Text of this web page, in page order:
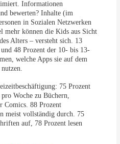
Informationen
bewerten? Inhalte (im
in Sozialen Netzwerken
mehr können die Kids aus Sicht
Alters – versteht sich. 13
48 Prozent der 10- bis 13-
welche Apps sie auf dem
75 Prozent
Woche zu Büchern,
Comics. 88 Prozent
meist vollständig durch. 75
auf, 78 Prozent lesen